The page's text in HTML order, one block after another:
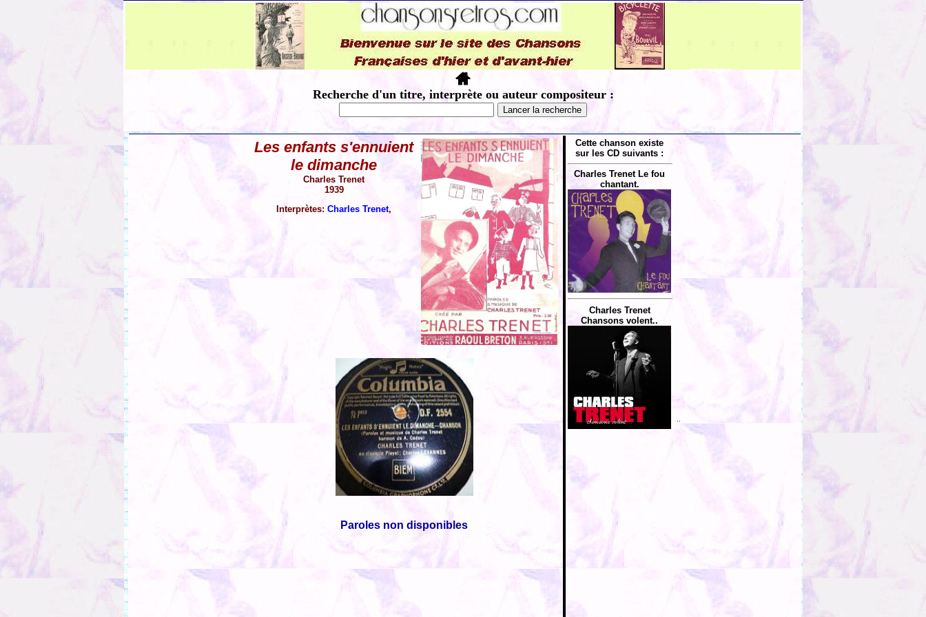
Recherche d'un titre, interprète ou auteur compositeur :
Les enfants s'ennuient
le dimanche
Charles Trenet
1939
Interprètes: Charles Trenet,
Paroles non disponibles
Cette chanson existe
sur les CD suivants :
Charles Trenet Le fou
chantant.
Charles Trenet
Chansons volent..